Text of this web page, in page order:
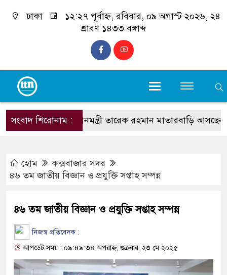
ঢাকা
১২:২৭ পূর্বাহ্ন, রবিবার, ০৯ অগাস্ট ২০২৬, ২৪
শ্রাবণ ১৪৩৩ বঙ্গাব্দ
সংবাদ শিরোনাম :প্রধানমন্ত্রী তারেক রহমান মাতারবাড়ি আসছেন :
হোম
কক্সবাজার সদর
৪৬ তম জাতীয় বিজ্ঞান ও প্রযুক্তি সপ্তাহ সম্পন্ন
৪৬ তম জাতীয় বিজ্ঞান ও প্রযুক্তি সপ্তাহ সম্পন্ন
নিজস্ব প্রতিবেদক :
আপডেট সময় : ০৯:৪৯:৩৪ অপরাহ্ন, শুক্রবার, ২৩ মে ২০২৫